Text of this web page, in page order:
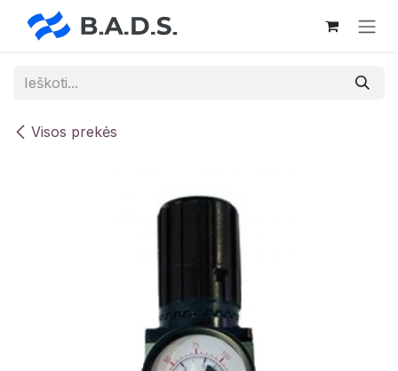
Skip to Content
Visos prekės